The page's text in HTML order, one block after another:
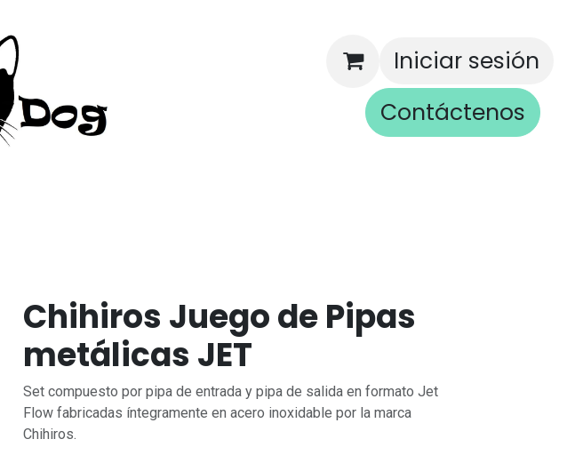
Iniciar sesión
Contáctenos
Chihiros Juego de Pipas
metálicas JET
Set compuesto por pipa de entrada y pipa de salida en formato Jet
Flow fabricadas íntegramente en acero inoxidable por la marca
Chihiros.